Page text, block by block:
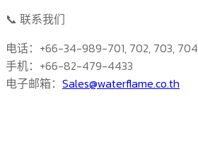
📞 联系我们
电话：+66-34-989-701, 702, 703, 704
手机：+66-82-479-4433
电子邮箱： Sales@waterflame.co.th